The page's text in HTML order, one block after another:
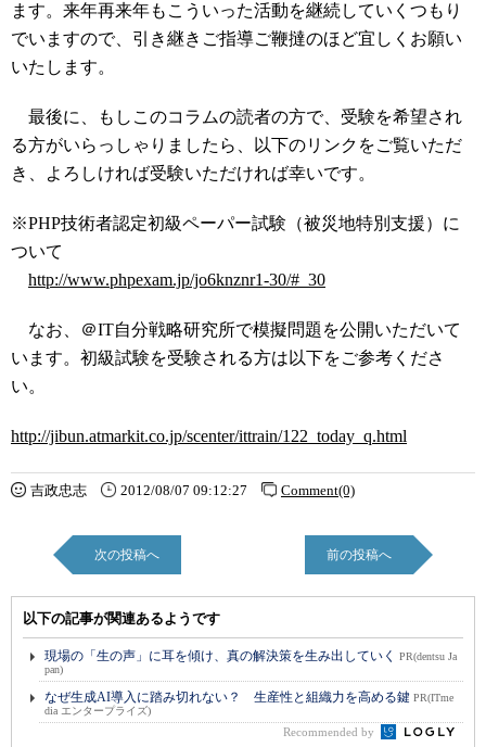
ます。来年再来年もこういった活動を継続していくつもり
でいますので、引き継きご指導ご鞭撻のほど宜しくお願い
いたします。
最後に、もしこのコラムの読者の方で、受験を希望され
る方がいらっしゃりましたら、以下のリンクをご覧いただ
き、よろしければ受験いただければ幸いです。
※PHP技術者認定初級ペーパー試験（被災地特別支援）に
ついて
http://www.phpexam.jp/jo6knznr1-30/#_30
なお、＠IT自分戦略研究所で模擬問題を公開いただいて
います。初級試験を受験される方は以下をご参考くださ
い。
http://jibun.atmarkit.co.jp/scenter/ittrain/122_today_q.html
吉政忠志 2012/08/07 09:12:27 Comment(0)
次の投稿へ 前の投稿へ
以下の記事が関連あるようです
現場の「生の声」に耳を傾け、真の解決策を生み出していく
PR(dentsu Ja
pan)
なぜ生成AI導入に踏み切れない？ 生産性と組織力を高める鍵 PR(ITme
dia エンタープライズ)
Recommended by